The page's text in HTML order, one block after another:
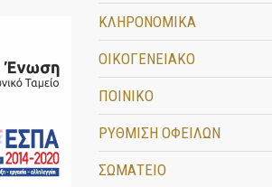
ΚΛΗΡΟΝΟΜΙΚΑ
ΟΙΚΟΓΕΝΕΙΑΚΟ
ΠΟΙΝΙΚΟ
ΡΥΘΜΙΣΗ ΟΦΕΙΛΩΝ
ΣΩΜΑΤΕΙΟ